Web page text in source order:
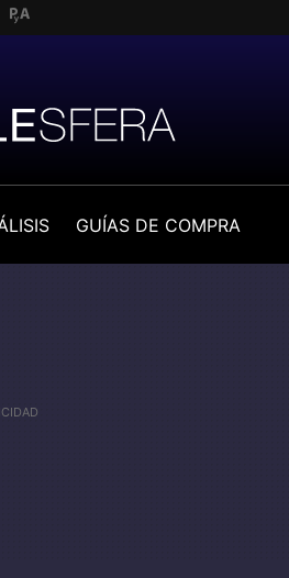
GUÍAS DE COMPRA